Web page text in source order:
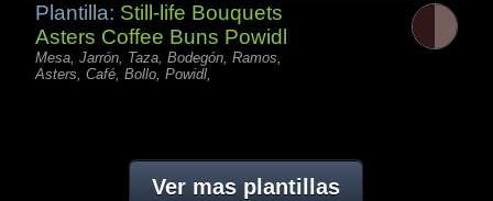
Plantilla: Still-life Bouquets
Asters Coffee Buns Powidl
Mesa, Jarrón, Taza, Bodegón, Ramos,
Asters, Café, Bollo, Powidl,
Ver mas plantillas